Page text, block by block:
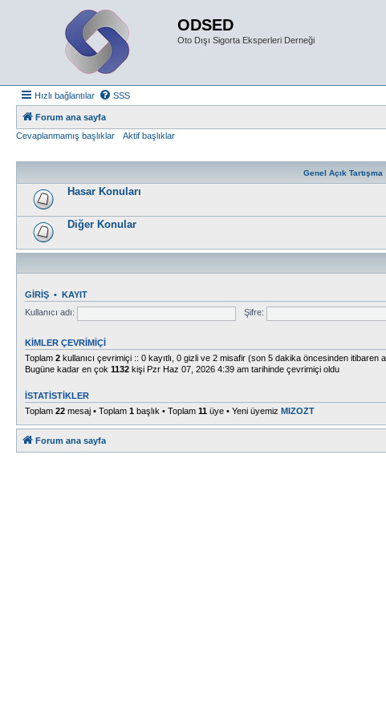
ODSED
Oto Dışı Sigorta Eksperleri Derneği
Hızlı bağlantılar SSS
Forum ana sayfa
Cevaplanmamış başlıklar
Aktif başlıklar
Genel Açık Tartışma
Hasar Konuları
Diğer Konular
GIRIŞ • KAYIT
Kullanıcı adı:
Şifre:
KIMLER ÇEVRIMIÇI
Toplam 2 kullanıcı çevrimiçi :: 0 kayıtlı, 0 gizli ve 2 misafir (son 5 dakika öncesinden itibaren
Bugüne kadar en çok 1132 kişi Pzr Haz 07, 2026 4:39 am tarihinde çevrimiçi oldu
İSTATISTIKLER
Toplam 22 mesaj • Toplam 1 başlık • Toplam 11 üye • Yeni üyemiz MIZOZT
Forum ana sayfa